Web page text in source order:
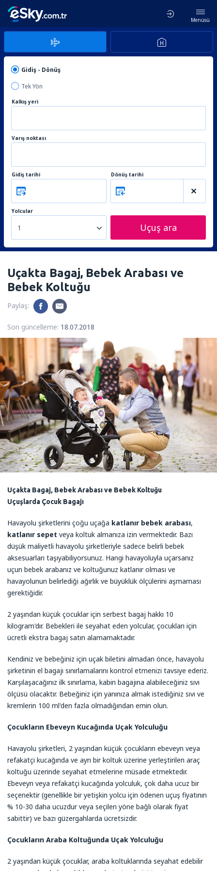
Menüsü
Gidiş - Dönüş
Tek Yön
Kalkış yeri
Varış noktası
Gidiş tarihi Dönüş tarihi
Yolcular
1 Uçuş ara
Uçakta Bagaj, Bebek Arabası ve
Bebek Koltuğu
Paylaş:
Son güncelleme: 18.07.2018
Uçakta Bagaj, Bebek Arabası ve Bebek Koltuğu
Uçuşlarda Çocuk Bagajı
Havayolu şirketlerini çoğu uçağa katlanır bebek arabası,
katlanır sepet veya koltuk almanıza izin vermektedir. Bazı
düşük maliyetli havayolu şirketleriyle sadece belirli bebek
aksesuarları taşıyabiliyorsunuz. Hangi havayoluyla uçarsanız
uçun bebek arabanız ve koltuğunuz katlanır olması ve
havayolunun belirlediği ağırlık ve büyüklük ölçülerini aşmaması
gerektiğidir.
2 yaşından küçük çocuklar için serbest bagaj hakkı 10
kilogram'dır. Bebekleri ile seyahat eden yolcular, çocukları için
ücretli ekstra bagaj satın alamamaktadır.
Kendiniz ve bebeğiniz için uçak biletini almadan önce, havayolu
şirketinin el bagajı sınırlamalarını kontrol etmenizi tavsiye ederiz.
Karşılaşacağınız ilk sınırlama, kabin bagajına alabileceğiniz sıvı
ölçüsü olacaktır. Bebeğiniz için yanınıza almak istediğiniz sıvı ve
kremlerin 100 ml'den fazla olmadığından emin olun.
Çocukların Ebeveyn Kucağında Uçak Yolculuğu
Havayolu şirketleri, 2 yaşından küçük çocukların ebeveyn veya
refakatçi kucağında ve ayrı bir koltuk üzerine yerleştirilen araç
koltuğu üzerinde seyahat etmelerine müsade etmektedir.
Ebeveyn veya refakatçi kucağında yolculuk, çok daha ucuz bir
seçenektir (genellikle bir yetişkin yolcu için ödenen uçuş fiyatının
% 10-30 daha ucuzdur veya seçilen yöne bağlı olarak fiyat
sabittir) ve bazı güzergahlarda ücretsizdir.
Çocukların Araba Koltuğunda Uçak Yolculuğu
2 yaşından küçük çocuklar, araba koltuklarında seyahat edebilir